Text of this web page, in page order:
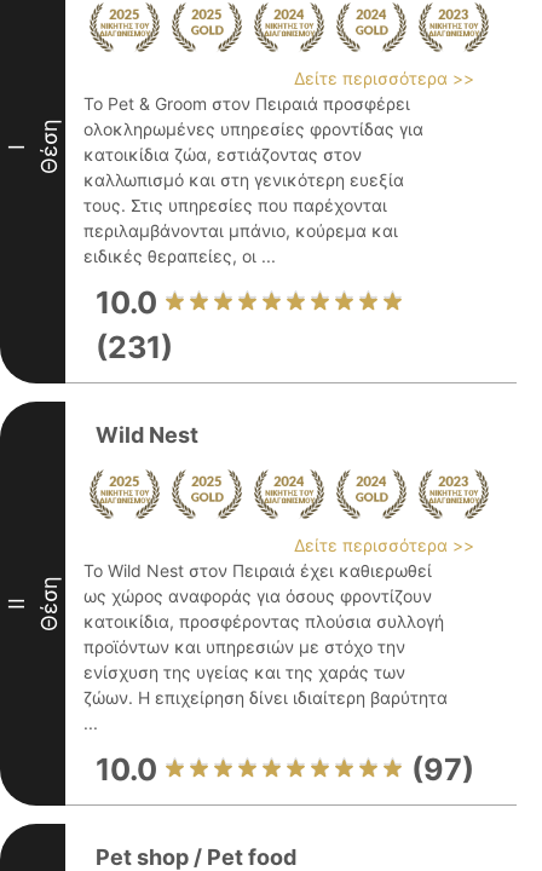
I Θέση
Δείτε περισσότερα >>
Το Pet & Groom στον Πειραιά προσφέρει
ολοκληρωμένες υπηρεσίες φροντίδας για
κατοικίδια ζώα, εστιάζοντας στον
καλλωπισμό και στη γενικότερη ευεξία
τους. Στις υπηρεσίες που παρέχονται
περιλαμβάνονται μπάνιο, κούρεμα και
ειδικές θεραπείες, οι ...
10.0
(231)
II Θέση
Wild Nest
Δείτε περισσότερα >>
Το Wild Nest στον Πειραιά έχει καθιερωθεί
ως χώρος αναφοράς για όσους φροντίζουν
κατοικίδια, προσφέροντας πλούσια συλλογή
προϊόντων και υπηρεσιών με στόχο την
ενίσχυση της υγείας και της χαράς των
ζώων. Η επιχείρηση δίνει ιδιαίτερη βαρύτητα
...
10.0 (97)
Pet shop / Pet food